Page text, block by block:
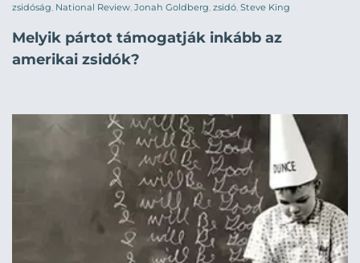
zsidóság, National Review, Jonah Goldberg, zsidó, Steve King
Melyik pártot támogatják inkább az
amerikai zsidók?